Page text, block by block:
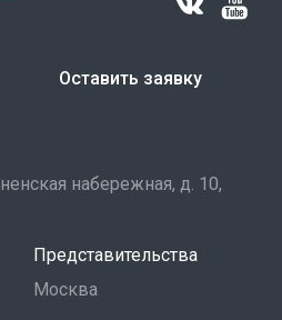
Оставить заявку
набережная, д. 10,
Представительства
Москва